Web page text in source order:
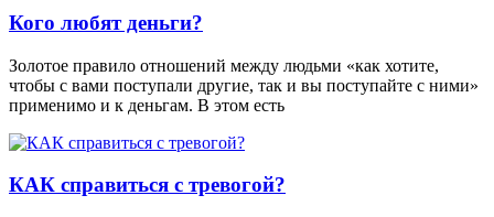
Кого любят деньги?
Золотое правило отношений между людьми «как хотите,
чтобы с вами поступали другие, так и вы поступайте с ними»
применимо и к деньгам. В этом есть
КАК справиться с тревогой?